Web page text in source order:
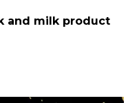
and milk product